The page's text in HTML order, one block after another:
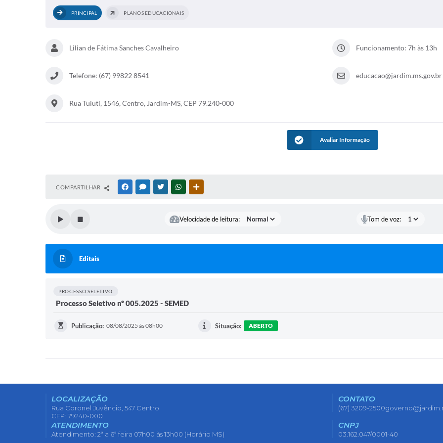
PRINCIPAL PLANOS EDUCACIONAIS
Lilian de Fátima Sanches Cavalheiro Funcionamento: 7h às 13h
Telefone: (67) 99822 8541 educacao@jardim.ms.gov.br
Rua Tuiuti, 1546, Centro, Jardim-MS, CEP 79.240-000
Avaliar Informação
COMPARTILHAR FACEBOOKMESSENGER
TWITTERWHATSAPP
Velocidade de leitura: Tom de voz:
Editais
PROCESSO SELETIVO
Processo Seletivo nº 005.2025 - SEMED
Publicação: 08/08/2025 às 08h00 Situação: ABERTO
LOCALIZAÇÃO
Rua Coronel Juvêncio, 547 Centro
CEP: 79240-000
CONTATO
(67) 3209-2500
ATENDIMENTO
Atendimento: 2ª a 6ª feira 07h00 às 13h00 (Horário MS)
CNPJ
03.162.047/0001-40